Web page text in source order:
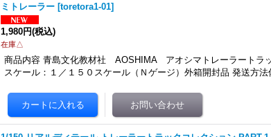
ミトレーラー [toretora1-01]
1,980円(税込)
在庫△
商品内容 青島文化教材社 AOSHIMA アオシマトレーラート
スケール：１／１５０スケール（Ｎゲージ）外箱開封品 発送方